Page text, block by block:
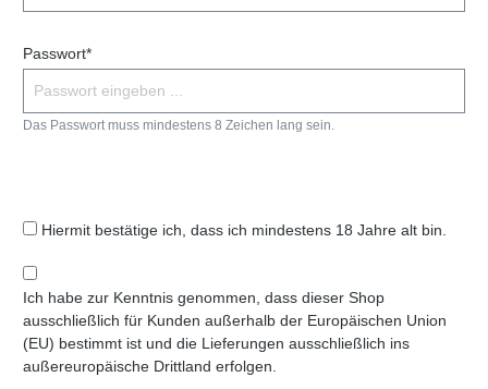
Passwort*
Das Passwort muss mindestens 8 Zeichen lang sein.
Hiermit bestätige ich, dass ich mindestens 18 Jahre alt bin.
Ich habe zur Kenntnis genommen, dass dieser Shop
ausschließlich für Kunden außerhalb der Europäischen Union
(EU) bestimmt ist und die Lieferungen ausschließlich ins
außereuropäische Drittland erfolgen.